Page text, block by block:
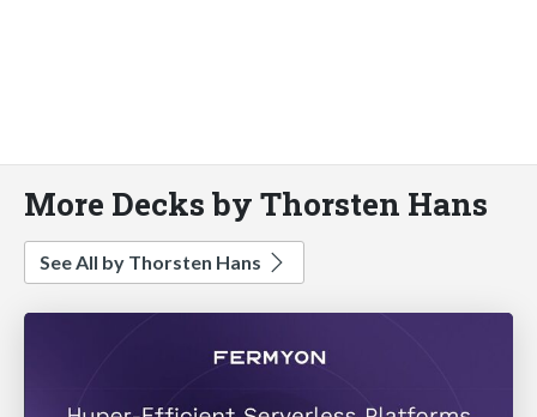
More Decks by Thorsten Hans
See All by Thorsten Hans